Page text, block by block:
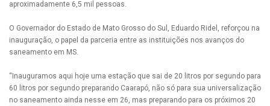
aproximadamente 6,5 mil pessoas.
O Governador do Estado de Mato Grosso do Sul, Eduardo Ridel, reforçou na
inauguração, o papel da parceria entre as instituições nos avanços do
saneamento em MS.
“Inauguramos aqui hoje uma estação que sai de 20 litros por segundo para
60 litros por segundo preparando Caarapó, não só para sua universalização
no saneamento ainda nesse em 26, mas preparando para os próximos 20